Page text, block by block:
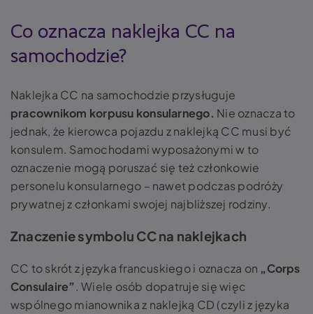
Co oznacza naklejka CC na
samochodzie?
Naklejka CC na samochodzie przysługuje
pracownikom korpusu konsularnego. Nie oznacza to
jednak, że kierowca pojazdu z naklejką CC musi być
konsulem. Samochodami wyposażonymi w to
oznaczenie mogą poruszać się też członkowie
personelu konsularnego – nawet podczas podróży
prywatnej z członkami swojej najbliższej rodziny.
Znaczenie symbolu CC na naklejkach
CC to skrót z języka francuskiego i oznacza on „Corps
Consulaire”. Wiele osób dopatruje się więc
wspólnego mianownika z naklejką CD (czyli z języka